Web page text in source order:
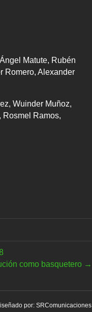
Matute, Rubén
Romero, Alexander
Wuinder Muñoz,
Rosmel Ramos,
como basquetero →
por: SRComunicaciones